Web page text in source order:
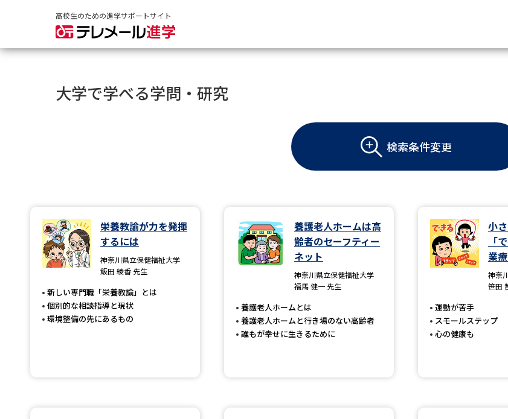
高校生のための進学サポートサイト
大学・短大の資料種類か
大学パンフ
学部・学科パンフ
総合型選抜・学校推薦型選抜 募
大学・短大以外の資料
専門学校の資料請求 大学院の
大学入学共通テスト「受験案内
幼稚園教員資格認定試験
小学
高等学校（情報）教員資格認定試
大学で学べる学問・研究
検索条件変更
栄養教諭が力を発揮
するには
神奈川県立保健福祉大学
飯田 綾香 先生
新しい専門職「栄養教諭」とは
個別的な相談指導と現状
環境整備の先にあるもの
養護老人ホームは高
齢者のセーフティー
ネット
神奈川県立保健福祉大学
福馬 健一 先生
養護老人ホームとは
養護老人ホームと行き場のない高齢者
誰もが幸せに生きるために
小
「
業
神奈
笹田
運動が苦手
スモールステップ
心の健康も